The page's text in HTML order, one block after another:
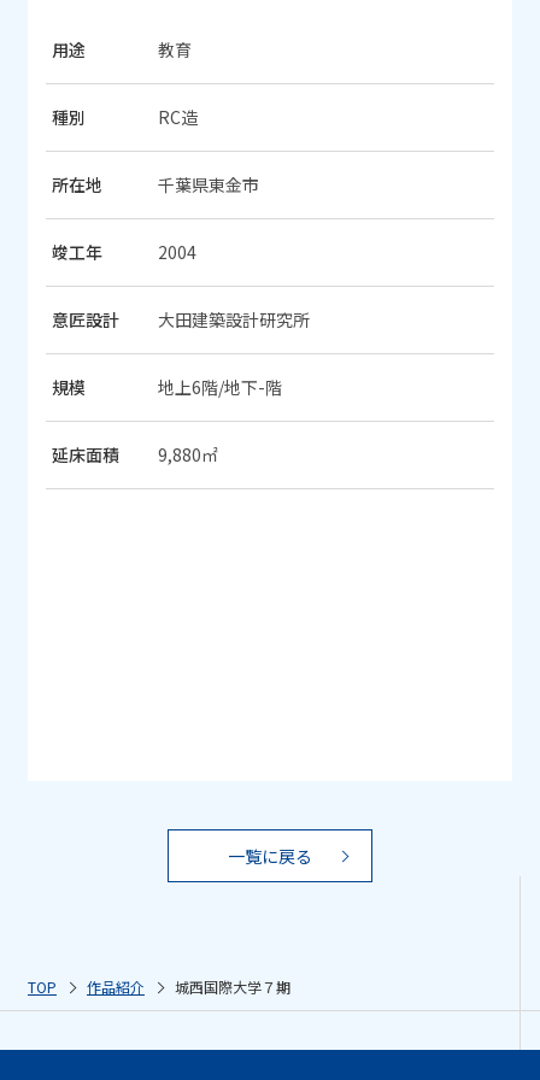
用途 教育
種別 RC造
所在地 千葉県東金市
竣工年 2004
意匠設計 大田建築設計研究所
規模 地上6階/地下-階
延床面積 9,880㎡
一覧に戻る
TOP 作品紹介 城西国際大学７期